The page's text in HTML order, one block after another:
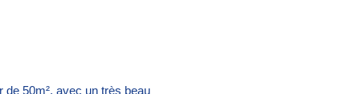
50m², avec un très beau